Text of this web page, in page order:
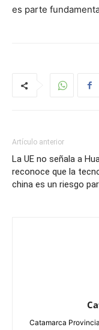
es parte
Artículo anterior
La UE no señala a
reconoce que la
china es un riesgo
Catamarca